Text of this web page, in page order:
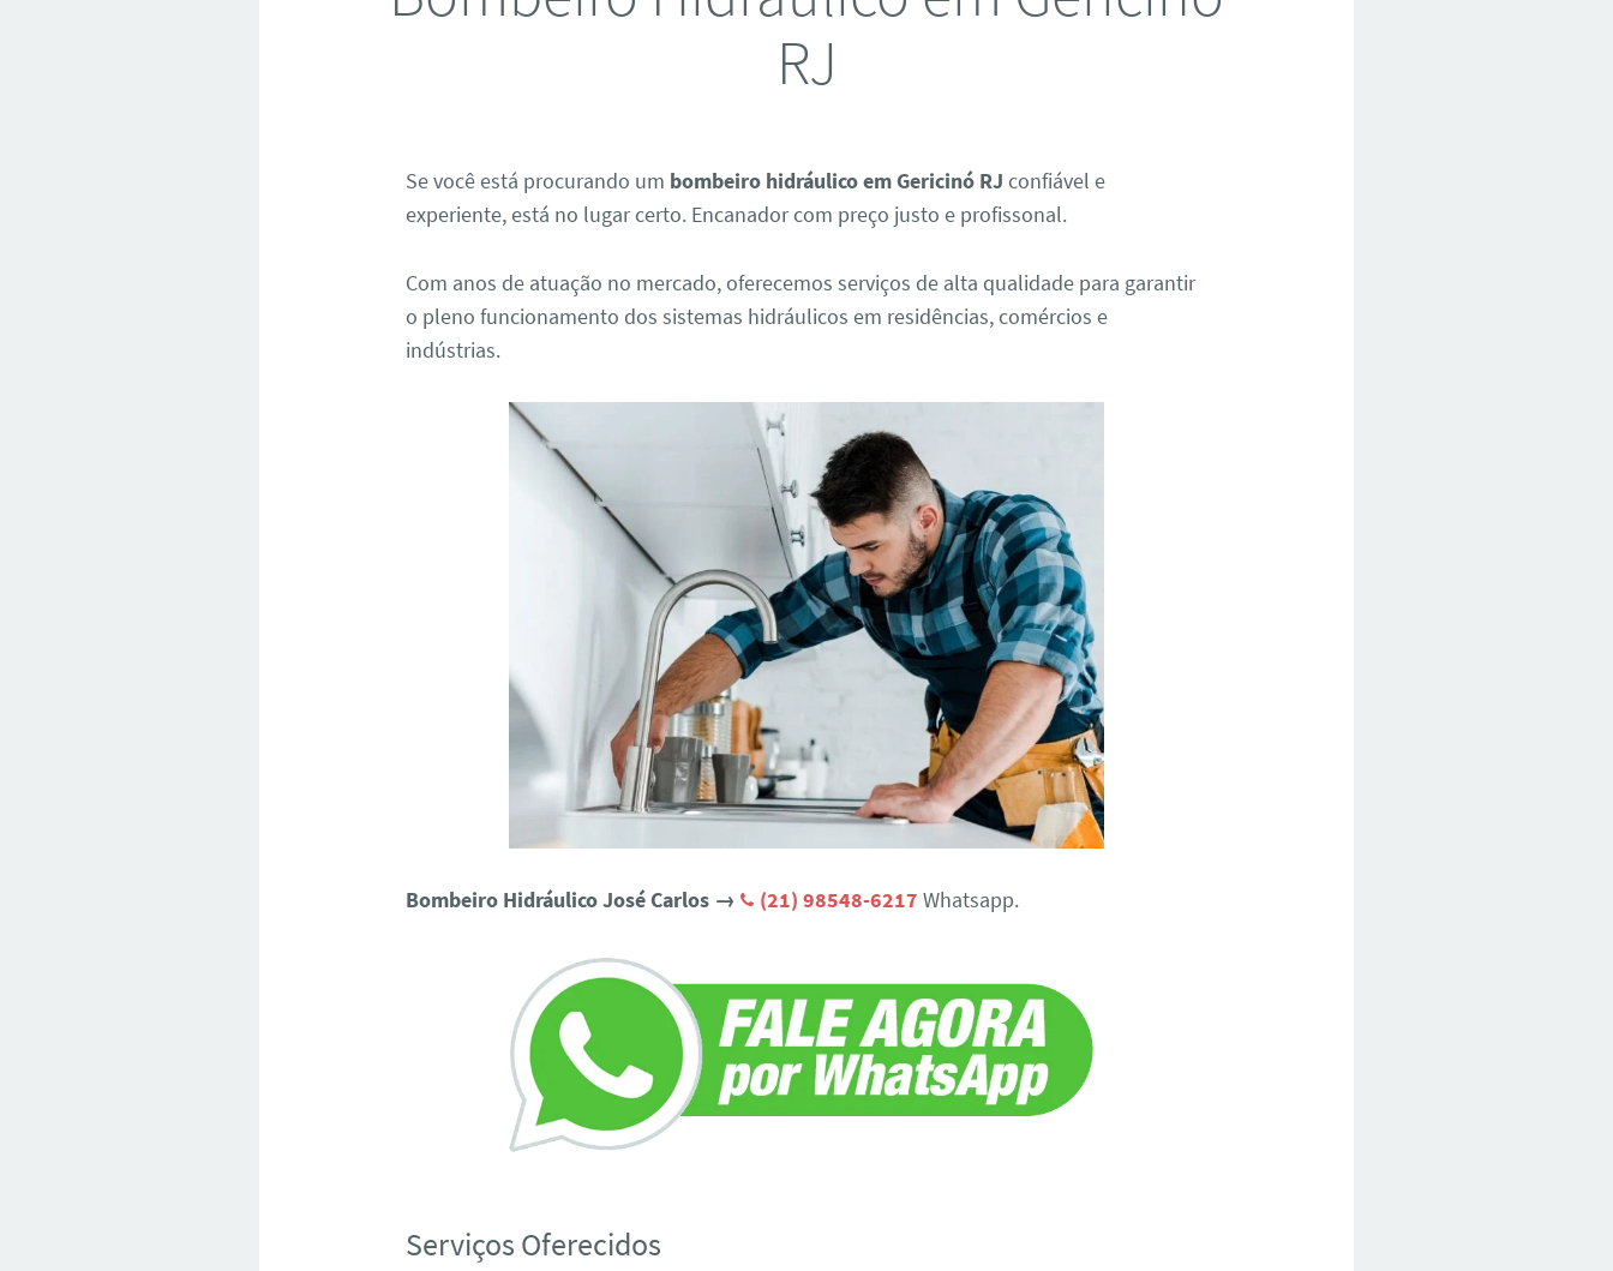
RJ
Se você está procurando um bombeiro hidráulico em Gericinó RJ confiável e
experiente, está no lugar certo. Encanador com preço justo e profissonal.
Com anos de atuação no mercado, oferecemos serviços de alta qualidade para garantir
o pleno funcionamento dos sistemas hidráulicos em residências, comércios e
indústrias.
Bombeiro Hidráulico José Carlos → (21) 98548-6217 Whatsapp.
Serviços Oferecidos